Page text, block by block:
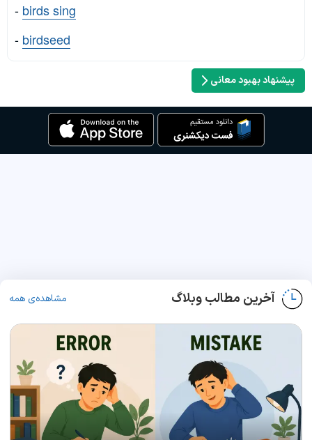
- birds sing
- birdseed
پیشنهاد بهبود معانی
آخرین مطالب وبلاگ مشاهده‌ی همه